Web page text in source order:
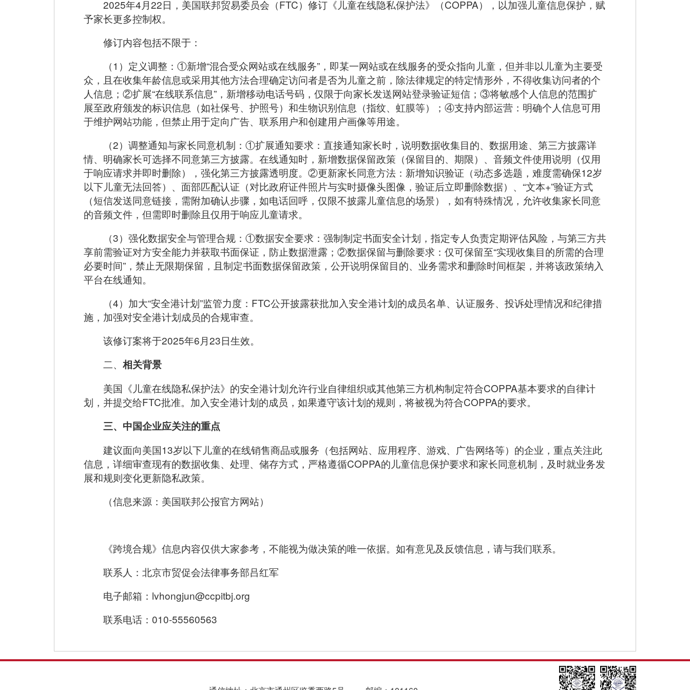
2025年4月22日，美国联邦贸易委员会（FTC）修订《儿童在线隐私保护法》（COPPA），以加强儿童信息保护，赋
予家长更多控制权。
修订内容包括不限于：
（1）定义调整：①新增“混合受众网站或在线服务”，即某一网站或在线服务的受众指向儿童，但并非以儿童为主要受
众，且在收集年龄信息或采用其他方法合理确定访问者是否为儿童之前，除法律规定的特定情形外，不得收集访问者的个
人信息；②扩展“在线联系信息”，新增移动电话号码，仅限于向家长发送网站登录验证短信；③将敏感个人信息的范围扩
展至政府颁发的标识信息（如社保号、护照号）和生物识别信息（指纹、虹膜等）；④支持内部运营：明确个人信息可用
于维护网站功能，但禁止用于定向广告、联系用户和创建用户画像等用途。
（2）调整通知与家长同意机制：①扩展通知要求：直接通知家长时，说明数据收集目的、数据用途、第三方披露详
情、明确家长可选择不同意第三方披露。在线通知时，新增数据保留政策（保留目的、期限）、音频文件使用说明（仅用
于响应请求并即时删除），强化第三方披露透明度。②更新家长同意方法：新增知识验证（动态多选题，难度需确保12岁
以下儿童无法回答）、面部匹配认证（对比政府证件照片与实时摄像头图像，验证后立即删除数据）、“文本+”验证方式
（短信发送同意链接，需附加确认步骤，如电话回呼，仅限不披露儿童信息的场景），如有特殊情况，允许收集家长同意
的音频文件，但需即时删除且仅用于响应儿童请求。
（3）强化数据安全与管理合规：①数据安全要求：强制制定书面安全计划，指定专人负责定期评估风险，与第三方共
享前需验证对方安全能力并获取书面保证，防止数据泄露；②数据保留与删除要求：仅可保留至“实现收集目的所需的合理
必要时间”，禁止无限期保留，且制定书面数据保留政策，公开说明保留目的、业务需求和删除时间框架，并将该政策纳入
平台在线通知。
（4）加大“安全港计划”监管力度：FTC公开披露获批加入安全港计划的成员名单、认证服务、投诉处理情况和纪律措
施，加强对安全港计划成员的合规审查。
该修订案将于2025年6月23日生效。
二、 相关背景
美国《儿童在线隐私保护法》的安全港计划允许行业自律组织或其他第三方机构制定符合COPPA基本要求的自律计
划，并提交给FTC批准。加入安全港计划的成员，如果遵守该计划的规则，将被视为符合COPPA的要求。
三、中国企业应关注的重点
建议面向美国13岁以下儿童的在线销售商品或服务（包括网站、应用程序、游戏、广告网络等）的企业，重点关注此
信息，详细审查现有的数据收集、处理、储存方式，严格遵循COPPA的儿童信息保护要求和家长同意机制，及时就业务发
展和规则变化更新隐私政策。
（信息来源：美国联邦公报官方网站）
《跨境合规》信息内容仅供大家参考，不能视为做决策的唯一依据。如有意见及反馈信息，请与我们联系。
联系人：北京市贸促会法律事务部吕红军
电子邮箱：lvhongjun@ccpitbj.org
联系电话：010-55560563